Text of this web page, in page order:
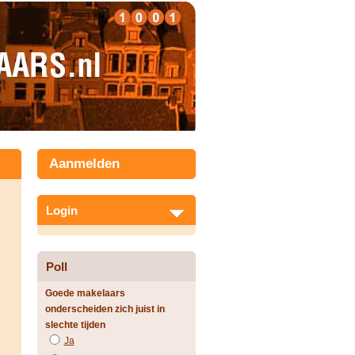
Aanmelden
Login
Poll
Goede makelaars
onderscheiden zich juist in
slechte tijden
Ja